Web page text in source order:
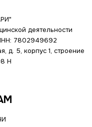
деятельности
7802949692
д. 5, корпус 1, строение
Н